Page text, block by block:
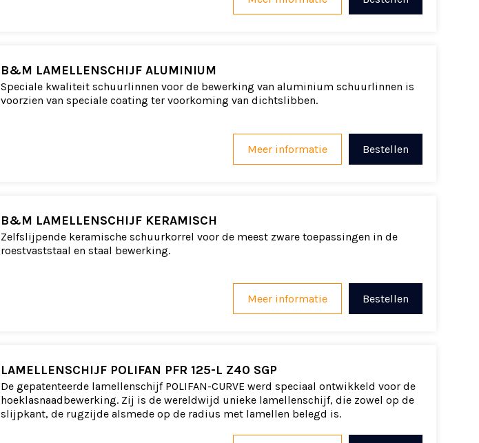
B&M LAMELLENSCHIJF ALUMINIUM
Speciale kwaliteit schuurlinnen voor de bewerking van aluminium schuurlinnen is
voorzien van speciale coating ter voorkoming van dichtslibben.
Bestellen
Meer informatie
B&M LAMELLENSCHIJF KERAMISCH
Zelfslijpende keramische schuurkorrel voor de meest zware toepassingen in de
roestvaststaal en staal bewerking.
Bestellen
Meer informatie
LAMELLENSCHIJF POLIFAN PFR 125-L Z40 SGP
De gepatenteerde lamellenschijf POLIFAN-CURVE werd speciaal ontwikkeld voor de
hoeklasnaadbewerking. Zij is de wereldwijd unieke lamellenschijf, die zowel op de
slijpkant, de rugzijde alsmede op de radius met lamellen belegd is.